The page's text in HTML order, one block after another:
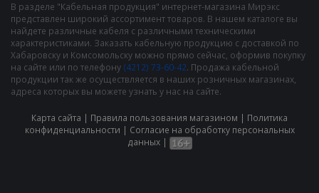
В разделе "Кабельная продукция" интернет-магазина Мирэкс
представлен широкий ассортимент товаров. В нашем каталоге вы
найдете различные кабеля с различными техническими
характеристиками. Заказать кабельную продукцию с доставкой по
Хабаровску и Комсомольску можно прямо сейчас, оформив покупку
на сайте или по телефону (4212) 73-60-42. Продажа кабельной
продукции так же осуществляется в наших розничных магазинах,
адреса которых вы можете узнать у нас на сайте.
Карта сайта | Правила пользования магазином | Политика
конфиденциальности | Cогласие на обработку персональных
данных|